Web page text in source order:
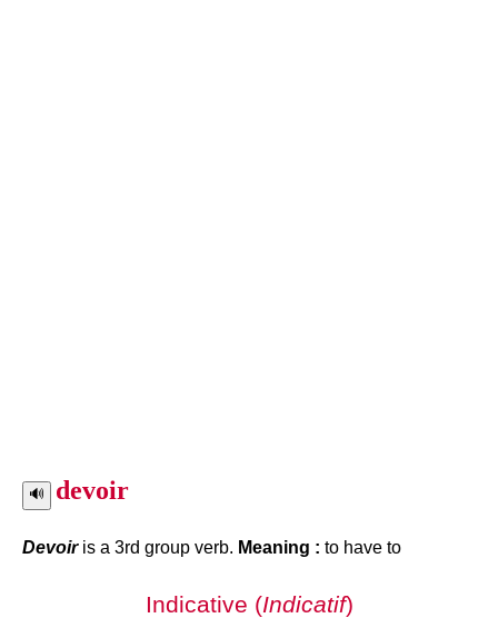
devoir
Devoiris a 3rd group verb. Meaning : to have to
Indicative (Indicatif)